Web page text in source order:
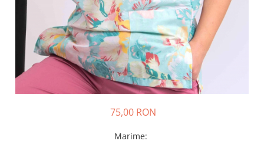
75,00 RON
Marime: